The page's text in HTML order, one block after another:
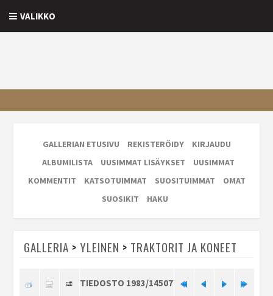
VALIKKO
GALLERIAN ETUSIVU REKISTERÖIDY
KIRJAUDU
ALBUMILISTA
UUSIMMAT LISÄYKSET
UUSIMMAT
KOMMENTIT
KATSOTUIMMAT SUOSITUIMMAT
OMAT
SUOSIKIT
HAKU
GALLERIA > YLEINEN > TRAKTORIT JA KONEET
TIEDOSTO 1983/14507